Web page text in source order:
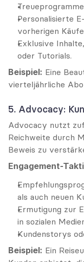
Personalisierte
vorherigen
Exklusive
oder Tutorials.
Beispiel: Eine
vierteljährliche
5. Advocacy:
Advocacy nutzt
Reichweite durch
Beweis zu
Engagement-
als auch neuen
Ermutigung zur
in sozialen
Kundenstorys
Beispiel: Ein